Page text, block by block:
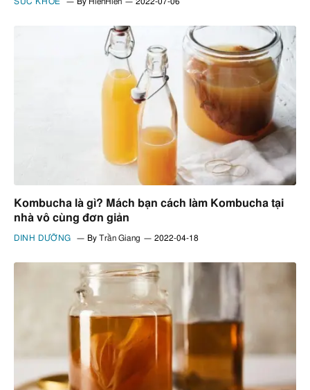
Kombucha là gì? Mách bạn cách làm Kombucha tại
nhà vô cùng đơn giản
DINH DƯỠNG By Trần Giang 2022-04-18